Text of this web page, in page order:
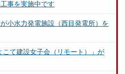
事を実施中です
小水力発電施設（西目発電所）を
こて建設女子会（リモート）」が